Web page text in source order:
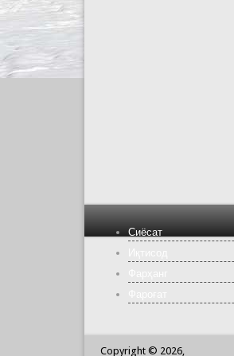
Сиёсат
Copyright © 2026,